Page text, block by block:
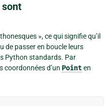
sont
», ce qui signifie qu’il
de passer en boucle leurs
Python standards. Par
coordonnées d’un Pointen